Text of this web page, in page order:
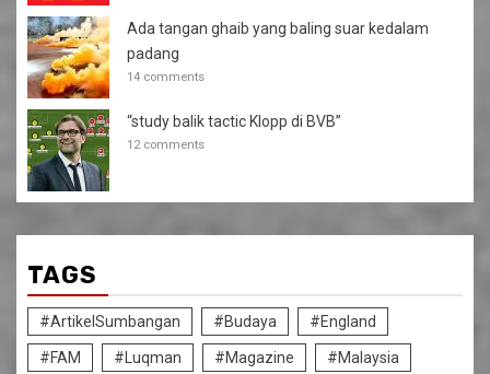
Ada tangan ghaib yang baling suar kedalam
padang
14 comments
“study balik tactic Klopp di BVB”
12 comments
TAGS
#ArtikelSumbangan #Budaya #England
#FAM #Luqman #Magazine #Malaysia